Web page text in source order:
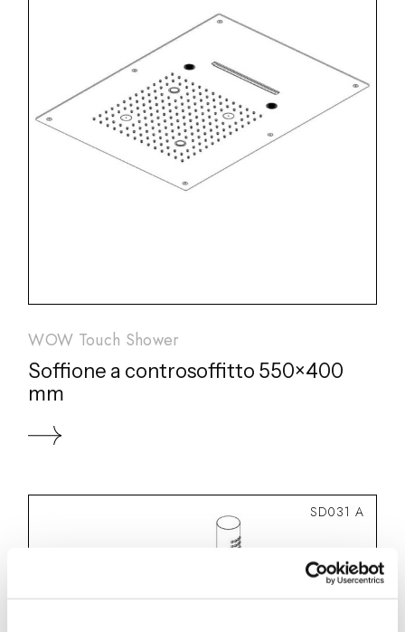
WOW Touch Shower
Soffione a controsoffitto 550×400
mm
SD031 A